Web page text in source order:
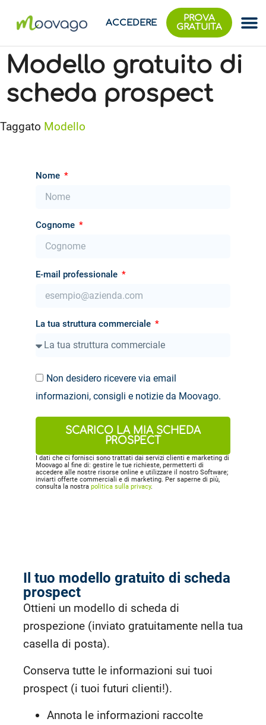
ACCEDERE
PROVA
GRATUITA
Modello gratuito di
scheda prospect
Il tuo modello gratuito di scheda
prospect
Ottieni un modello di scheda di
prospezione (inviato gratuitamente nella tua
casella di posta).
Conserva tutte le informazioni sui tuoi
prospect (i tuoi futuri clienti!).
Annota le informazioni raccolte
Nome
Cognome
E-mail professionale
La tua struttura commerciale
Non desidero ricevere via email
informazioni, consigli e notizie da Moovago.
SCARICO LA MIA SCHEDA
PROSPECT
I dati che ci fornisci sono trattati dai servizi clienti e marketing di
Moovago al fine di: gestire le tue richieste, permetterti di
accedere alle nostre risorse online e utilizzare il nostro Software;
inviarti offerte commerciali e di marketing. Per saperne di più,
consulta la nostra politica sulla privacy.
Taggato Modello